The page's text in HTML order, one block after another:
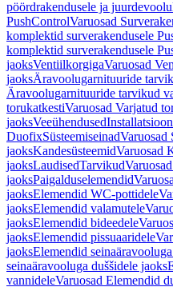
pöördrakendusele ja
PushControlVaruosad
komplektid surverakendusele
komplektid surverakendusele
jaoksVentiilkorgigaVaruosad
jaoksÄravoolugarnituuride
Äravoolugarnituuride tarvikud
torukatkestiVaruosad Varjatud
jaoksVeeühendused
DuofixSüsteemiseinadVaruosad
jaoksKandesüsteemidVaruosad
jaoksLaudisedTarvikud
jaoksPaigalduselemendid
jaoksElemendid WC-pottidele
jaoksElemendid valamutele
jaoksElemendid bideedele
jaoksElemendid pissuaaridele
jaoksElemendid
seinaäravooluga duššidele jaoks
vannideleVaruosad Elemendid